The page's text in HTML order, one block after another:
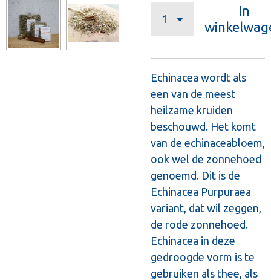
In
Echinacea wordt als
een van de meest
heilzame kruiden
beschouwd. Het komt
van de echinaceabloem,
ook wel de zonnehoed
genoemd. Dit is de
Echinacea Purpuraea
variant, dat wil zeggen,
de rode zonnehoed.
Echinacea in deze
gedroogde vorm is te
gebruiken als thee, als